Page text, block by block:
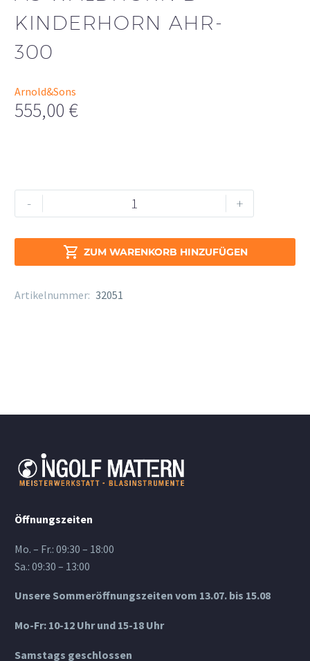
KINDERHORN AHR-
300
Arnold&Sons
555,00 €
-
Waldhorn
Kinderhorn
AHR-
Menge
+
 ZUM WARENKORB HINZUFÜGEN
Alternative:
Artikelnummer: 32051
Öffnungszeiten
Mo. – Fr.: 09:30 – 18:00
Sa.: 09:30 – 13:00
Unsere Sommeröffnungszeiten vom 13.07. bis 15.08
Mo-Fr: 10-12 Uhr und 15-18 Uhr
Samstags geschlossen